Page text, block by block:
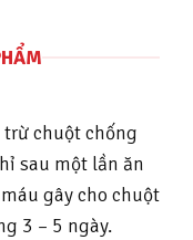
chuột chống
sau một lần ăn
gây cho chuột
3 – 5 ngày.